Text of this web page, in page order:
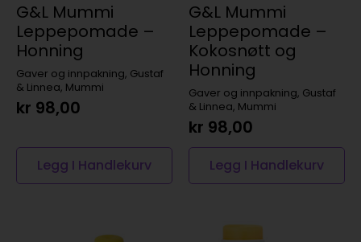
Gaver og innpakning, Gustaf
& Linnea, Mummi
G&L Mummi
Leppepomade –
Honning
kr 98,00
Legg I Handlekurv
Gaver og innpakning, Gustaf
& Linnea, Mummi
G&L Mummi
Leppepomade –
Kokosnøtt og
Honning
kr 98,00
Legg I Handlekurv